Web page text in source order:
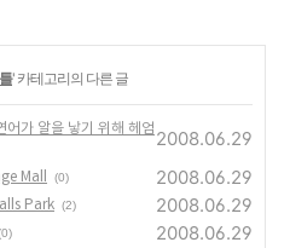
' 카테고리의 다른 글
가 알을 낳기 위해 헤엄 2008.06.29
Mall (0) 2008.06.29
Park (2) 2008.06.29
2008.06.29